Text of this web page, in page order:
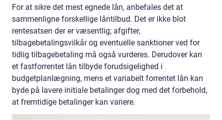
For at sikre det mest egnede lån, anbefales det at
sammenligne forskellige låntilbud. Det er ikke blot
rentesatsen der er væsentlig; afgifter,
tilbagebetalingsvilkår og eventuelle sanktioner ved for
tidlig tilbagebetaling må også vurderes. Derudover kan
et fastforrentet lån tilbyde forudsigelighed i
budgetplanlægning, mens et variabelt forrentet lån kan
byde på lavere initiale betalinger dog med det forbehold,
at fremtidige betalinger kan variere.